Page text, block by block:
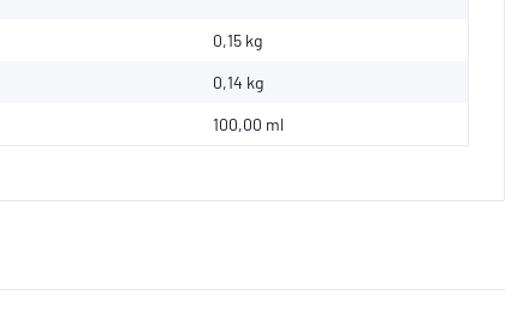
0,15 kg
0,14 kg
100,00 ml